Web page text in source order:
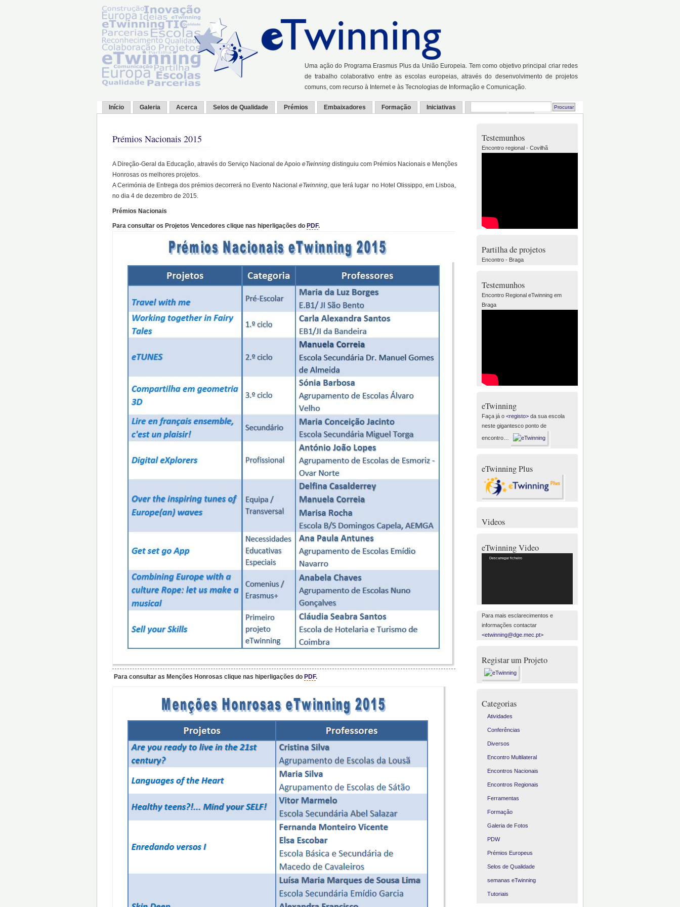
Uma ação do Programa Erasmus Plus da União Europeia. Tem como objetivo principal criar redes
de trabalho colaborativo entre as escolas europeias, através do desenvolvimento de projetos
comuns, com recurso à Internet e às Tecnologias de Informação e Comunicação.
Início Galeria Acerca Selos de Qualidade Prémios Embaixadores Formação Iniciativas
Prémios Nacionais 2015
A Direção-Geral da Educação, através do Serviço Nacional de Apoio eTwinning distinguiu com Prémios Nacionais e Menções
Honrosas os melhores projetos.
A Cerimónia de Entrega dos prémios decorrerá no Evento Nacional eTwinning, que terá lugar no Hotel Olissippo, em Lisboa,
no dia 4 de dezembro de 2015.
Prémios Nacionais
Para consultar os Projetos Vencedores clique nas hiperligações do PDF.
Para consultar as Menções Honrosas clique nas hiperligações do PDF.
Testemunhos
Encontro regional - Covilhã
Partilha de projetos
Encontro - Braga
Testemunhos
Encontro Regional eTwinning em
Braga
eTwinning
Faça já o <registo> da sua escola
neste gigantesco ponto de
encontro…
eTwinning Plus
Videos
eTwinning Video
Reprodutor
Descarregar ficheiro
Para mais esclarecimentos e
informações contactar
<etwinning@dge.mec.pt>
Registar um Projeto
Categorias
Atividades
Conferências
Diversos
Encontro Multilateral
Encontros Nacionais
Encontros Regionais
Ferramentas
Formação
Galeria de Fotos
PDW
Prémios Europeus
Selos de Qualidade
semanas eTwinning
Tutoriais